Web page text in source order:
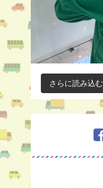
さらに読み込む